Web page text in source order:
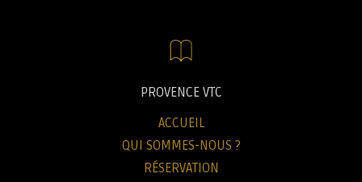
PROVENCE VTC
ACCUEIL
QUI SOMMES-NOUS ?
RÉSERVATION